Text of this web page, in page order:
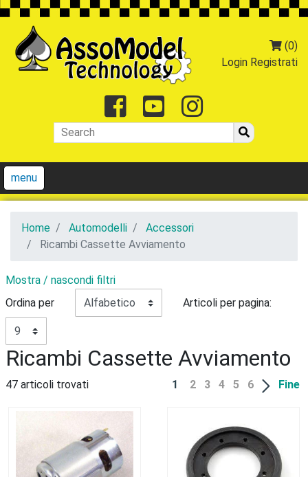
(0)
Login Registrati
Facebook
Youtube
menu
Home Automodelli
Accessori
Ricambi Cassette Avviamento
Mostra / nascondi filtri
Ordina per
Articoli per pagina:
Ricambi Cassette Avviamento
47 articoli trovati 1 2 3 4 5 6 Fine